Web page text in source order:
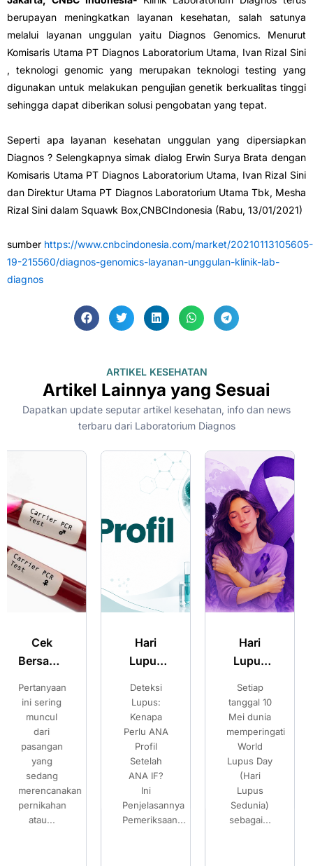
berupayan meningkatkan layanan kesehatan, salah satunya
melalui layanan unggulan yaitu Diagnos Genomics. Menurut
Komisaris Utama PT Diagnos Laboratorium Utama, Ivan Rizal Sini
, teknologi genomic yang merupakan teknologi testing yang
digunakan untuk melakukan pengujian genetik berkualitas tinggi
sehingga dapat diberikan solusi pengobatan yang tepat.
Seperti apa layanan kesehatan unggulan yang dipersiapkan
Diagnos ? Selengkapnya simak dialog Erwin Surya Brata dengan
Komisaris Utama PT Diagnos Laboratorium Utama, Ivan Rizal Sini
dan Direktur Utama PT Diagnos Laboratorium Utama Tbk, Mesha
Rizal Sini dalam Squawk Box,CNBCIndonesia (Rabu, 13/01/2021)
sumber https://www.cnbcindonesia.com/market/20210113105605-
19-215560/diagnos-genomics-layanan-unggulan-klinik-lab-
diagnos
ARTIKEL KESEHATAN
Artikel Lainnya yang Sesuai
Dapatkan update seputar artikel kesehatan, info dan news
terbaru dari Laboratorium Diagnos
Hari
Lupus
Kenali
Gejala
Lupus
dan
Pentingnya
Pemeriksaan
ANA IF
Deteksi
Lupus:
Kenapa
Perlu ANA
Profil
Setelah
ANA IF?
Ini
Penjelasannya
Pemeriksaan...
Hari
Lupus
Kenali
Gejala
Lupus
dan
Pentingnya
Pemeriksaan
ANA IF
Setiap
tanggal 10
Mei dunia
memperingati
World
Lupus Day
(Hari
Sedunia)
sebagai...
Kehamilan
Pilihan
Setelah
Mengetahui
Risiko
Pilihan
Setelah
Mengetahui
Risiko
Thalassemia
Banyak
pasangan
kehamilan...